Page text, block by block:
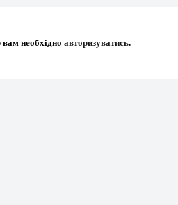
необхідно авторизуватись.